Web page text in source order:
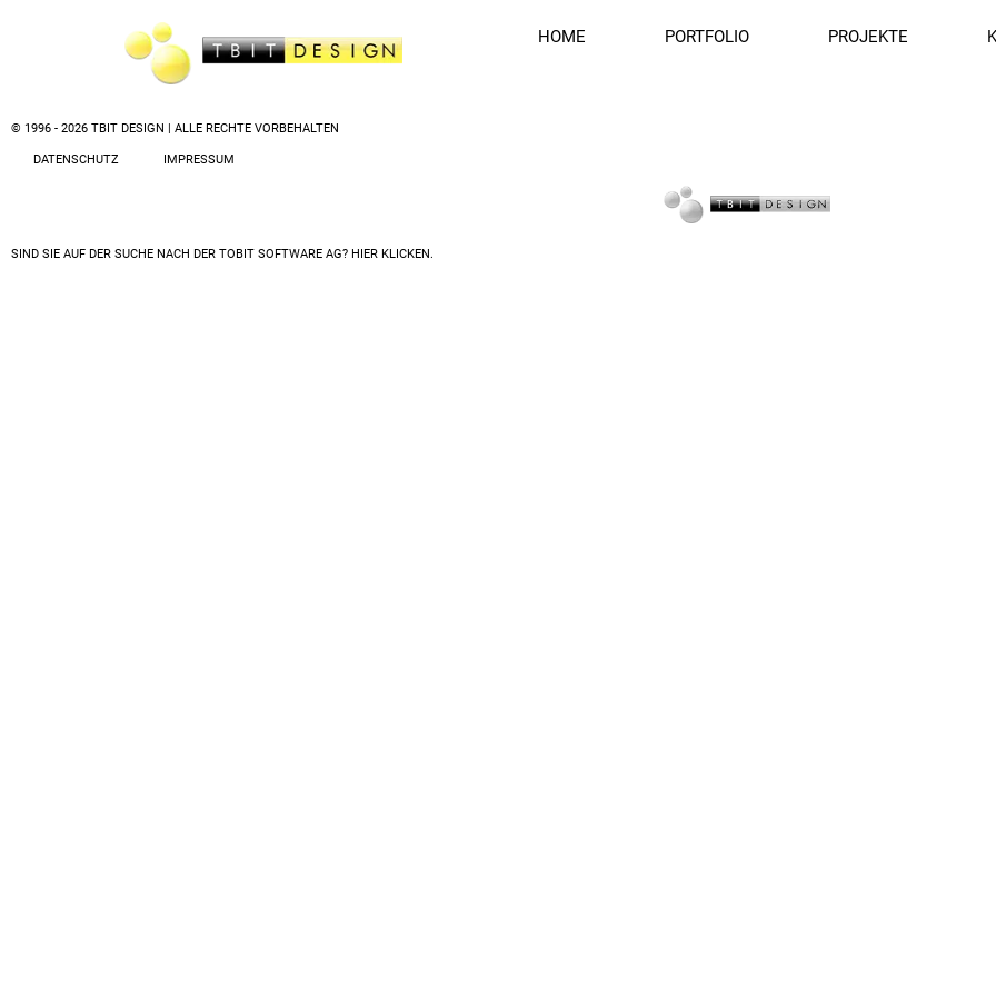
HOME PORTFOLIO PROJEKTE
© 1996 - 2026 TBIT DESIGN | ALLE RECHTE VORBEHALTEN
DATENSCHUTZ IMPRESSUM
SIND SIE AUF DER SUCHE NACH DER TOBIT SOFTWARE AG? HIER KLICKEN.